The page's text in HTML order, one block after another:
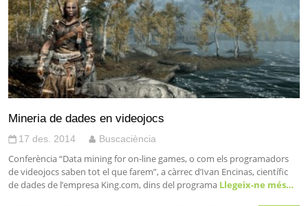
Mineria de dades en videojocs
17 des. 2014 Buscaciència
Conferència “Data mining for on-line games, o com els programadors
de videojocs saben tot el que farem”, a càrrec d’Ivan Encinas, científic
de dades de l’empresa King.com, dins del programa Llegeix-ne més…